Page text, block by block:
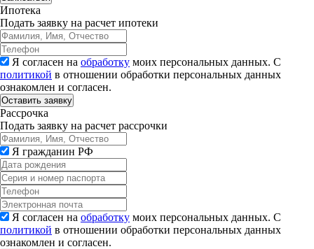
Ипотека
Подать заявку на расчет ипотеки
Я согласен на обработку моих персональных данных. С
политикой в отношении обработки персональных данных
ознакомлен и согласен.
Рассрочка
Подать заявку на расчет рассрочки
Я гражданин РФ
Я согласен на обработку моих персональных данных. С
политикой в отношении обработки персональных данных
ознакомлен и согласен.